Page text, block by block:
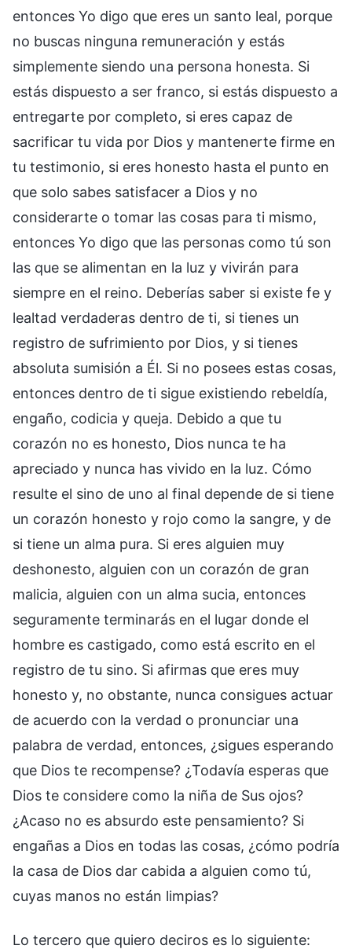
entonces Yo digo que eres un santo leal, porque
no buscas ninguna remuneración y estás
simplemente siendo una persona honesta. Si
estás dispuesto a ser franco, si estás dispuesto a
entregarte por completo, si eres capaz de
sacrificar tu vida por Dios y mantenerte firme en
tu testimonio, si eres honesto hasta el punto en
que solo sabes satisfacer a Dios y no
considerarte o tomar las cosas para ti mismo,
entonces Yo digo que las personas como tú son
las que se alimentan en la luz y vivirán para
siempre en el reino. Deberías saber si existe fe y
lealtad verdaderas dentro de ti, si tienes un
registro de sufrimiento por Dios, y si tienes
absoluta sumisión a Él. Si no posees estas cosas,
entonces dentro de ti sigue existiendo rebeldía,
engaño, codicia y queja. Debido a que tu
corazón no es honesto, Dios nunca te ha
apreciado y nunca has vivido en la luz. Cómo
resulte el sino de uno al final depende de si tiene
un corazón honesto y rojo como la sangre, y de
si tiene un alma pura. Si eres alguien muy
deshonesto, alguien con un corazón de gran
malicia, alguien con un alma sucia, entonces
seguramente terminarás en el lugar donde el
hombre es castigado, como está escrito en el
registro de tu sino. Si afirmas que eres muy
honesto y, no obstante, nunca consigues actuar
de acuerdo con la verdad o pronunciar una
palabra de verdad, entonces, ¿sigues esperando
que Dios te recompense? ¿Todavía esperas que
Dios te considere como la niña de Sus ojos?
¿Acaso no es absurdo este pensamiento? Si
engañas a Dios en todas las cosas, ¿cómo podría
la casa de Dios dar cabida a alguien como tú,
cuyas manos no están limpias?
Lo tercero que quiero deciros es lo siguiente: